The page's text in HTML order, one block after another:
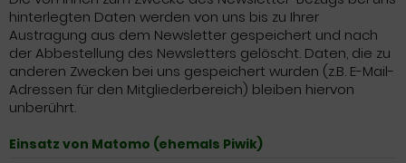
hinterlegten Daten werden von uns bis zu Ihrer
Austragung aus dem Newsletter gespeichert und nach
der Abbestellung des Newsletters gelöscht. Daten, die zu
anderen Zwecken bei uns gespeichert wurden (z.B. E-Mail-
Adressen für den Mitgliederbereich) bleiben hiervon
unberührt.
Einsatz von Matomo (ehemals Piwik)